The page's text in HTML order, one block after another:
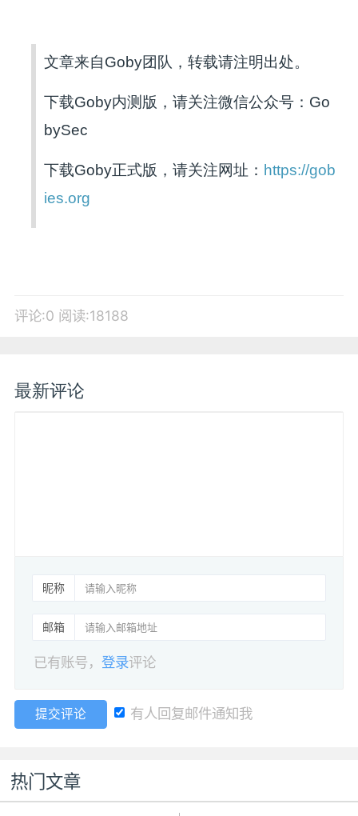
文章来自Goby团队，转载请注明出处。
下载Goby内测版，请关注微信公众号：Go
bySec
下载Goby正式版，请关注网址： https://gob
ies.org
评论:0 阅读:18188
最新评论
昵称
邮箱
已有账号，登录评论
提交评论 有人回复邮件通知我
热门文章